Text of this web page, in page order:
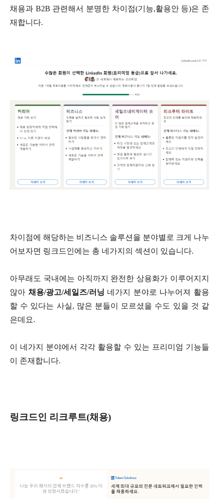
채용과 B2B 관련해서 분명한 차이점(기능,활용안 등)은 존
재합니다.
차이점에 해당하는 비즈니스 솔루션을 분야별로 크게 나누
어보자면 링크드인에는 총 네가지의 섹션이 있습니다.
아무래도 국내에는 아직까지 완전한 상용화가 이루어지지
않아 채용/광고/세일즈/러닝 네가지 분야로 나누어져 활용
할 수 있다는 사실, 많은 분들이 모르셨을 수도 있을 것 같
은데요.
이 네가지 분야에서 각각 활용할 수 있는 프리미엄 기능들
이 존재합니다.
링크드인 리크루트(채용)